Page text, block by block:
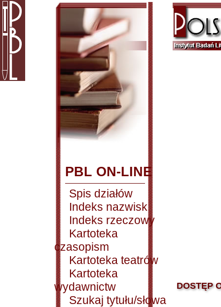
PBL ON-LINE
Spis działów
Indeks nazwisk
Indeks rzeczowy
Kartoteka
czasopism
Kartoteka teatrów
Kartoteka
wydawnictw
Szukaj tytułu/słowa
DOSTĘP